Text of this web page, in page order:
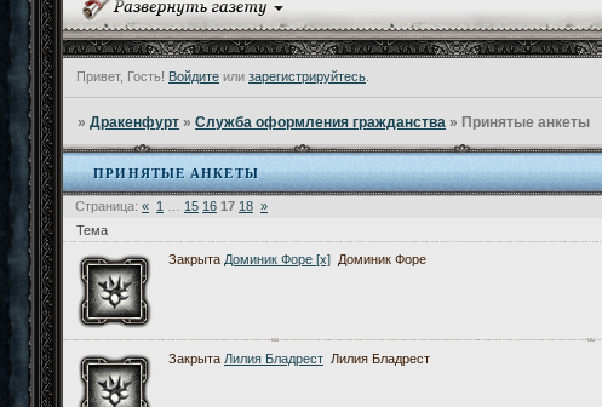
Привет, Гость! Войдите или зарегистрируйтесь
»Дракенфурт »Служба оформления гражданства » Принятые анкеты
ПРИНЯТЫЕ АНКЕТЫ
Страница: « 1 15 16 17 18 »
Тема
Закрыта Доминик Форе [x] Доминик Форе
Закрыта Лилия Бладрест Лилия Бладрест